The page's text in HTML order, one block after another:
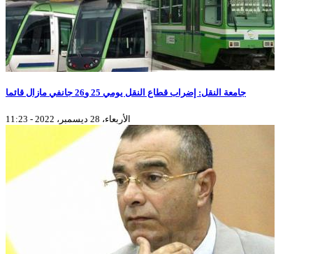
جامعة النقل: إضراب قطاع النقل يومي 25 و26 جانفي مازال قائما
الأربعاء، 28 ديسمبر، 2022 - 11:23